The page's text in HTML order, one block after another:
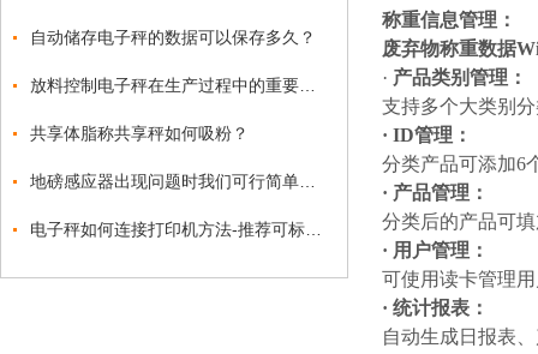
自动储存电子秤的数据可以保存多久？
共享体脂称共享秤如何吸粉？
称重信息管理：
废弃物称重数据
· 产品类别管理：
支持多个大类别
· ID管理：
分类产品可添加6
· 产品管理：
分类后的产品可
· 用户管理：
可使用读卡管理
· 统计报表：
自动生成日报表